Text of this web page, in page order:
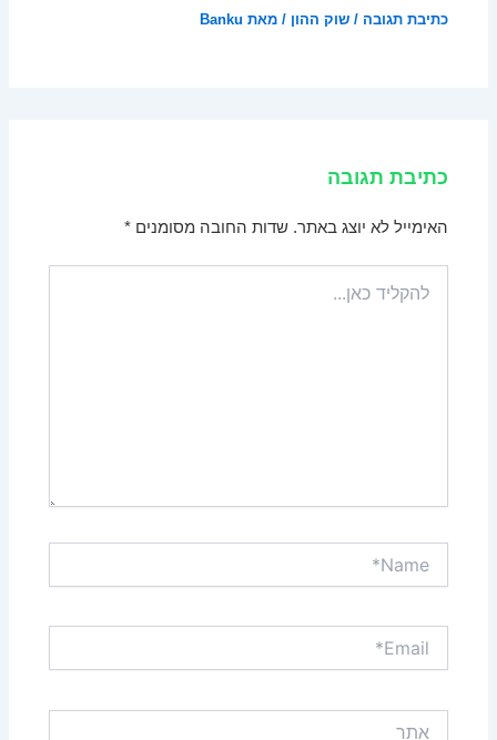
כתיבת תגובה /שוק ההון / מאת Banku
כתיבת תגובה
האימייל לא יוצג באתר. שדות החובה מסומנים*
כאן...